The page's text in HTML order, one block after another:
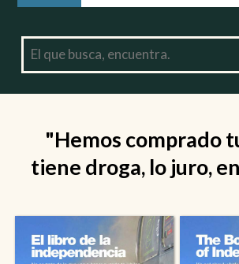
"Hemos comprado
tiene droga, lo juro,